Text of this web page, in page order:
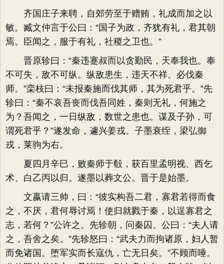
齐国庄子来聘，自郊劳至于赠贿，礼成而加之以
敏。臧文仲言于公曰：“国子为政，齐犹有礼，君其朝
焉。臣闻之，服于有礼，社稷之卫也。”
晋原轸曰：“秦违蹇叔而以贪勤民，天奉我也。奉
不可失，敌不可纵。纵敌患生，违天不祥。必伐秦
师。”栾枝曰：“未报秦施而伐其师，其为死君乎。”先
轸曰：“秦不哀吾丧而伐吾同姓，秦则无礼，何施之
为？吾闻之，一日纵敌，数世之患也。谋及子孙，可
谓死君乎？”遂发命，遽兴姜戎。子墨衰绖，梁弘御
戎，莱驹为右。
夏四月辛巳，败秦师于殽，获百里孟明视、西乞
术、白乙丙以归。遂墨以葬文公。晋于是始墨。
文嬴请三帅，曰：“彼实构吾二君，寡君若得而食
之，不厌，君何辱讨焉！使归就戮于秦，以逞寡君之
志，若何？”公许之。先轸朝，问秦囚。公曰：“夫人请
之，吾舍之矣。”先轸怒曰：“武夫力而拘诸原，妇人暂
而免诸国。堕军实而长寇仇，亡无日矣。”不顾而唾。